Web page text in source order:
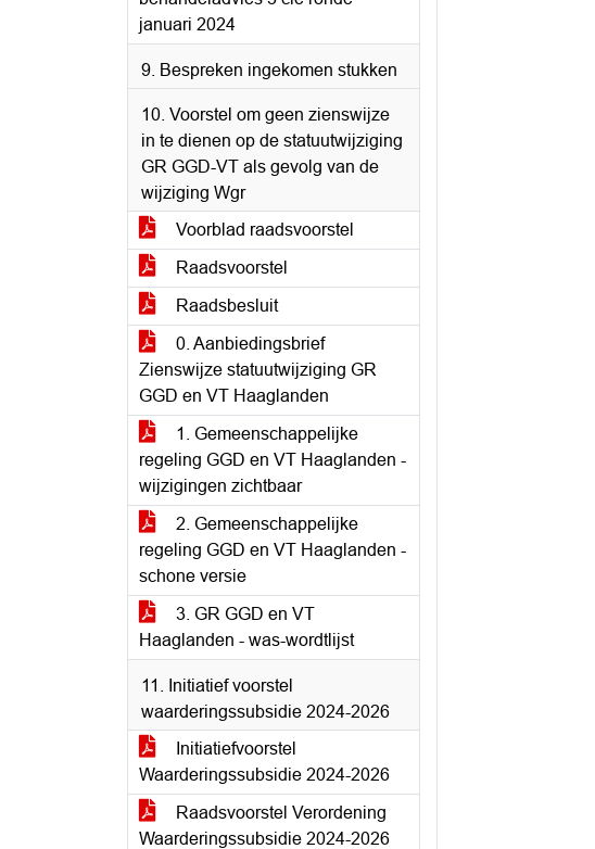
januari 2024
9. Bespreken ingekomen stukken
10. Voorstel om geen zienswijze
in te dienen op de statuutwijziging
GR GGD-VT als gevolg van de
wijziging Wgr
Voorblad raadsvoorstel
Raadsvoorstel
Raadsbesluit
0. Aanbiedingsbrief
Zienswijze statuutwijziging GR
GGD en VT Haaglanden
1. Gemeenschappelijke
regeling GGD en VT Haaglanden -
wijzigingen zichtbaar
2. Gemeenschappelijke
regeling GGD en VT Haaglanden -
schone versie
3. GR GGD en VT
Haaglanden - was-wordtlijst
11. Initiatief voorstel
waarderingssubsidie 2024-2026
Initiatiefvoorstel
Waarderingssubsidie 2024-2026
Raadsvoorstel Verordening
Waarderingssubsidie 2024-2026